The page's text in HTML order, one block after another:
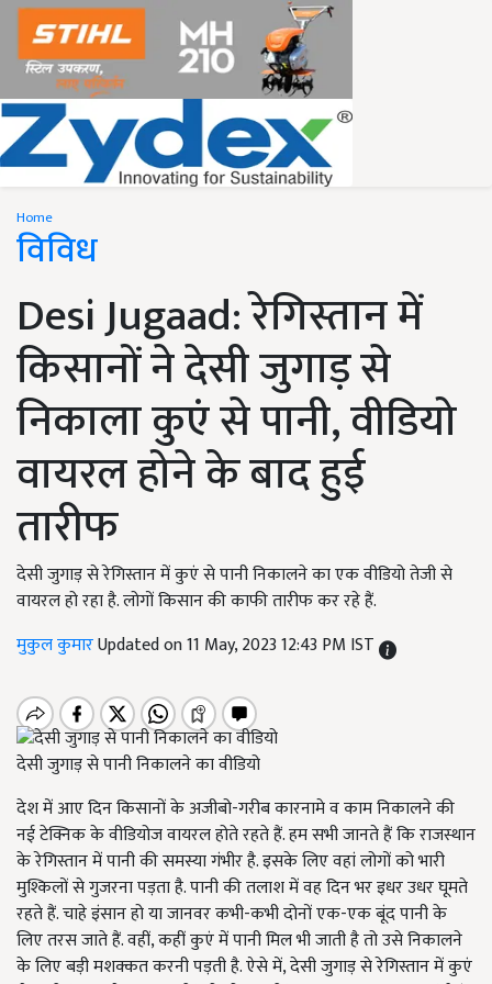
Home
विविध
Desi Jugaad: रेगिस्तान में
किसानों ने देसी जुगाड़ से
निकाला कुएं से पानी, वीडियो
वायरल होने के बाद हुई
तारीफ
देसी जुगाड़ से रेगिस्तान में कुएं से पानी निकालने का एक वीडियो तेजी से
वायरल हो रहा है. लोगों किसान की काफी तारीफ कर रहे हैं.
मुकुल कुमारUpdated on 11 May, 2023 12:43 PM IST
देसी जुगाड़ से पानी निकालने का वीडियो
देश में आए दिन किसानों के अजीबो-गरीब कारनामे व काम निकालने की
नई टेक्निक के वीडियोज वायरल होते रहते हैं. हम सभी जानते हैं कि राजस्थान
के रेगिस्तान में पानी की समस्या गंभीर है. इसके लिए वहां लोगों को भारी
मुश्किलों से गुजरना पड़ता है. पानी की तलाश में वह दिन भर इधर उधर घूमते
रहते हैं. चाहे इंसान हो या जानवर कभी-कभी दोनों एक-एक बूंद पानी के
लिए तरस जाते हैं. वहीं, कहीं कुएं में पानी मिल भी जाती है तो उसे निकालने
के लिए बड़ी मशक्कत करनी पड़ती है. ऐसे में, देसी जुगाड़ से रेगिस्तान में कुएं